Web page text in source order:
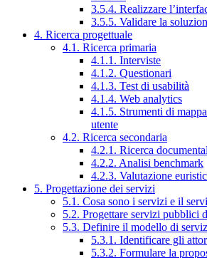
3.5.4. Realizzare
3.5.5. Validare la
4. Ricerca progettuale
4.1. Ricerca primaria
4.1.1. Interviste
4.1.2. Questionari
4.1.3. Test di usabilità
4.1.4. Web analytics
4.1.5. Strumenti di
utente
4.2. Ricerca secondaria
4.2.1. Ricerca
4.2.2. Analisi benchmark
4.2.3. Valutazione
5. Progettazione dei servizi
5.1. Cosa sono i servizi e il
5.2. Progettare servizi pubblici
5.3. Definire il modello di
5.3.1. Identificare gli
5.3.2. Formulare la